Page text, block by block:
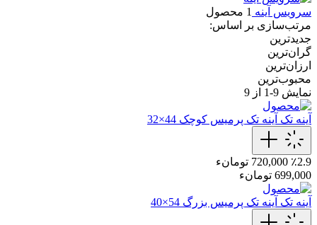
سرویس آینه 1 محصول
مرتب‌سازی بر اساس:
جدیدترین
گران‌ترین
ارزان‌ترین
محبوب‌ترین
نمایش 9-1 از 9
آینه تک آینه تک پرمیس کوچک 44×32
٪2.9 720,000 تومانء
699,000 تومانء
آینه تک آینه تک پرمیس بزرگ 54×40